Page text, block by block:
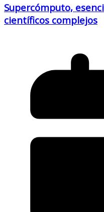
Supercómputo,
científicos complejos